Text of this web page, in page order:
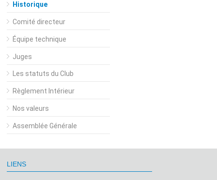
Historique
Comité directeur
Équipe technique
Juges
Les statuts du Club
Règlement Intérieur
Nos valeurs
Assemblée Générale
LIENS